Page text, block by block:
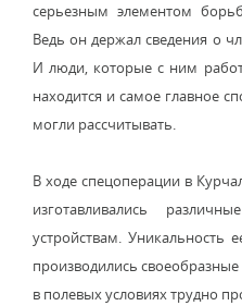
серьезным элементом
Ведь он держал сведения о
И люди, которые с ним
находится и самое главное
могли рассчитывать.
В ходе спецоперации в
изготавливались
устройствам. Уникальность
производились
в полевых условиях трудно